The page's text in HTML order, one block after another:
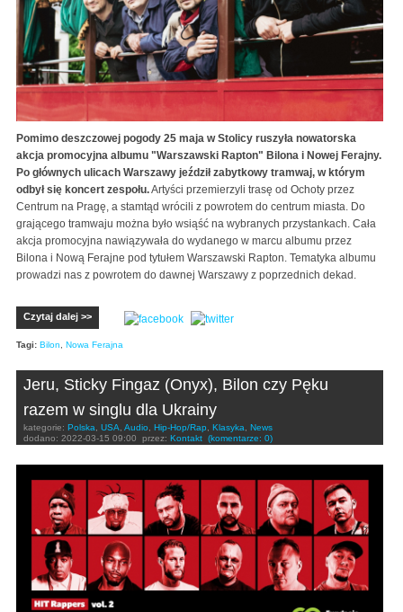
Pomimo deszczowej pogody 25 maja w Stolicy ruszyła nowatorska
akcja promocyjna albumu "Warszawski Rapton" Bilona i Nowej Ferajny.
Po głównych ulicach Warszawy jeździł zabytkowy tramwaj, w którym
odbył się koncert zespołu.Artyści przemierzyli trasę od Ochoty przez
Centrum na Pragę, a stamtąd wrócili z powrotem do centrum miasta. Do
grającego tramwaju można było wsiąść na wybranych przystankach. Cała
akcja promocyjna nawiązywała do wydanego w marcu albumu przez
Bilona i Nową Ferajne pod tytułem Warszawski Rapton. Tematyka albumu
prowadzi nas z powrotem do dawnej Warszawy z poprzednich dekad.
Czytaj dalej >>
Tagi: Bilon Nowa Ferajna
Jeru, Sticky Fingaz (Onyx), Bilon czy Pęku
razem w singlu dla Ukrainy
kategorie: Polska USA Audio Hip-Hop/Rap Klasyka
News
dodano: 2022-03-15 09:00 przez: Kontakt (komentarze: 0)